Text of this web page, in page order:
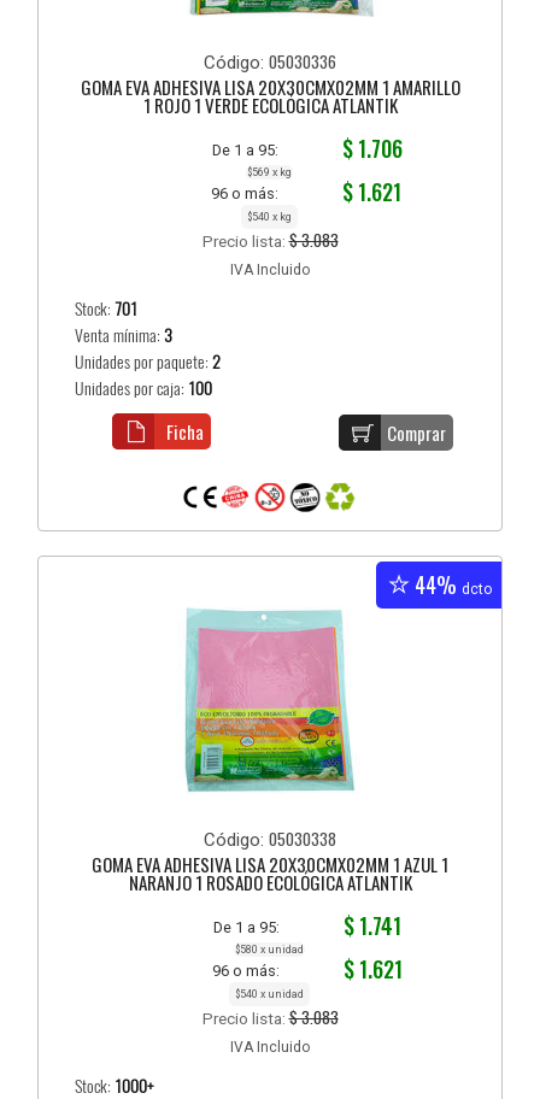
Código: 05030336
GOMA EVA ADHESIVA LISA 20X30CMX02MM 1 AMARILLO
1 ROJO 1 VERDE ECOLÓGICA ATLANTIK
De 1 a 95: $ 1.706
$569 x kg
96 o más: $ 1.621
$540 x kg
Precio lista:$ 3.083
IVA Incluido
Stock:701
Venta mínima:3
Unidades por paquete:2
Unidades por caja: 100
Comprar
Ficha
44% dcto
Código: 05030338
GOMA EVA ADHESIVA LISA 20X30CMX02MM 1 AZUL 1
NARANJO 1 ROSADO ECOLÓGICA ATLANTIK
De 1 a 95: $ 1.741
$580 x unidad
96 o más: $ 1.621
$540 x unidad
Precio lista:$ 3.083
IVA Incluido
Stock: 1000+